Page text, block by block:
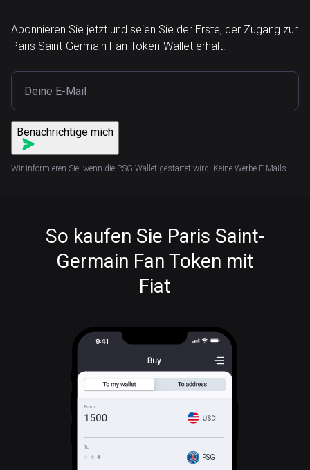
Abonnieren Sie jetzt und seien Sie der Erste, der Zugang zur
Paris Saint-Germain Fan Token-Wallet erhält!
Benachrichtige mich
Wir informieren Sie, wenn die PSG-Wallet gestartet wird. Keine Werbe-E-Mails.
So kaufen Sie Paris Saint-
Germain Fan Token mit
Fiat
PSG